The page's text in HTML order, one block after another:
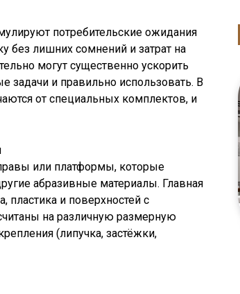
потребительские ожидания
без лишних сомнений и затрат на
могут существенно ускорить
задачи и правильно использовать. В
от специальных комплектов, и
или платформы, которые
абразивные материалы. Главная
пластика и поверхностей с
на различную размерную
(липучка, застёжки,